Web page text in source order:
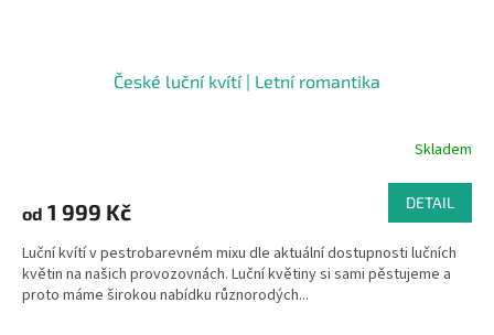
České luční kvítí | Letní romantika
Skladem
od 1 999 Kč DETAIL
Luční kvítí v pestrobarevném mixu dle aktuální dostupnosti lučních
květin na našich provozovnách. Luční květiny si sami pěstujeme a
proto máme širokou nabídku různorodých...